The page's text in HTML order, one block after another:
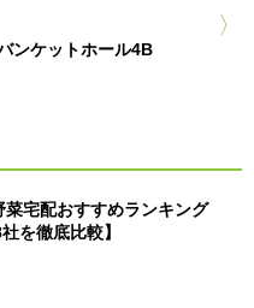
ンケットホール4B
菜宅配おすすめランキング
を徹底比較】